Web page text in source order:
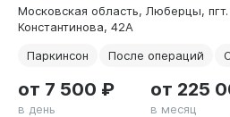
Московская область, Люберцы,
Константинова, 42А
Паркинсон
После операций
от 7 500 ₽
в день
от 225
в месяц